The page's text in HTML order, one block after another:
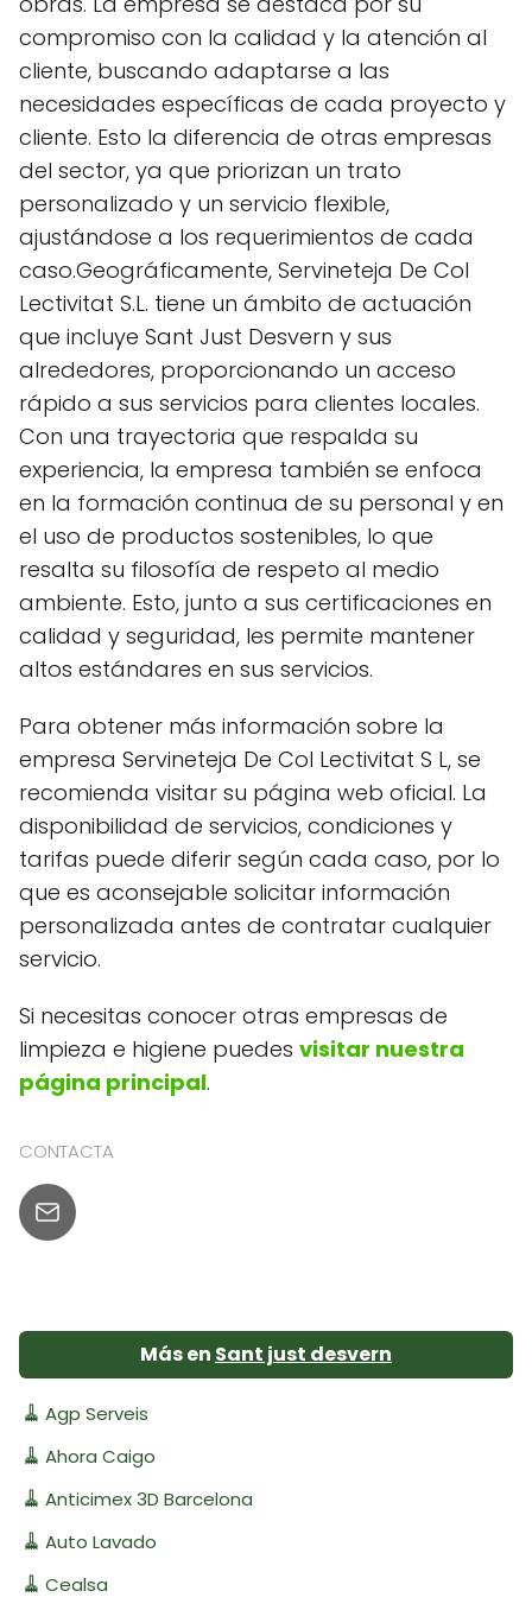
compromiso con la calidad y la atención al
cliente, buscando adaptarse a las
necesidades específicas de cada proyecto y
cliente. Esto la diferencia de otras empresas
del sector, ya que priorizan un trato
personalizado y un servicio flexible,
ajustándose a los requerimientos de cada
caso.Geográficamente, Servineteja De Col
Lectivitat S.L. tiene un ámbito de actuación
que incluye Sant Just Desvern y sus
alrededores, proporcionando un acceso
rápido a sus servicios para clientes locales.
Con una trayectoria que respalda su
experiencia, la empresa también se enfoca
en la formación continua de su personal y en
el uso de productos sostenibles, lo que
resalta su filosofía de respeto al medio
ambiente. Esto, junto a sus certificaciones en
calidad y seguridad, les permite mantener
altos estándares en sus servicios.
Para obtener más información sobre la
empresa Servineteja De Col Lectivitat S L, se
recomienda visitar su página web oficial. La
disponibilidad de servicios, condiciones y
tarifas puede diferir según cada caso, por lo
que es aconsejable solicitar información
personalizada antes de contratar cualquier
servicio.
Si necesitas conocer otras empresas de
limpieza e higiene puedes visitar nuestra
página principal.
CONTACTA
Más en Sant just desvern
🧹 Agp Serveis
🧹 Ahora Caigo
🧹 Anticimex 3D Barcelona
🧹 Auto Lavado
🧹 Cealsa